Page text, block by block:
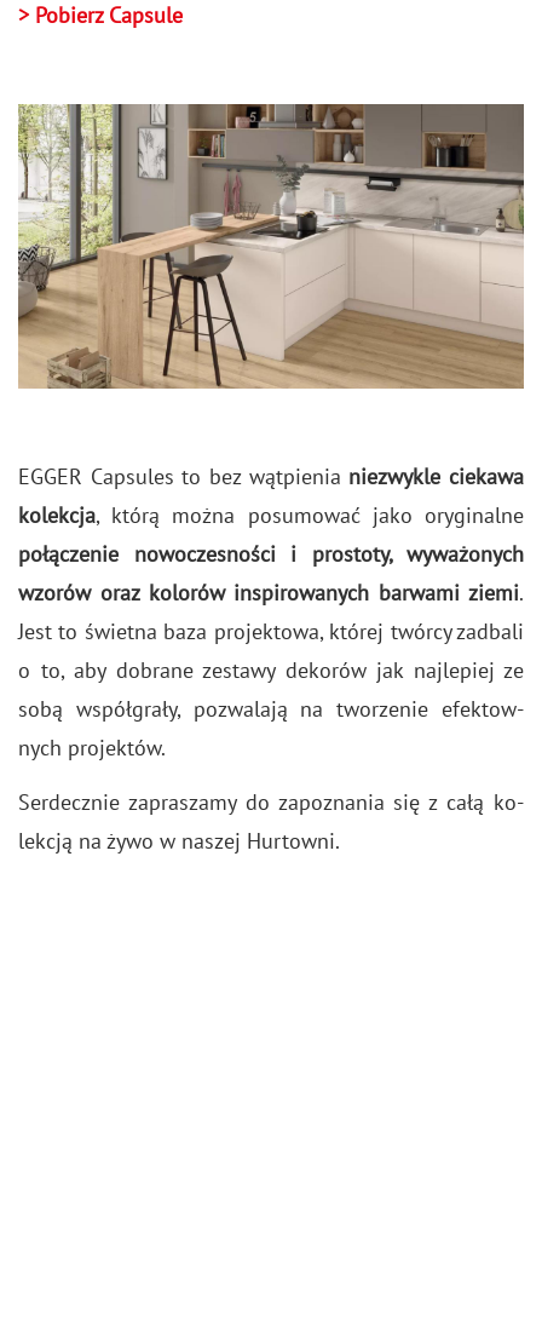
> Po­bierz Cap­su­le
EGGER Cap­su­les to bez wąt­pie­nia nie­zwy­kle cie­ka­wa
ko­lek­cja, którą można po­su­mo­wać jako ory­gi­nal­ne
po­łą­cze­nie no­wo­cze­sno­ści i pro­sto­ty, wy­wa­żo­nych
wzo­rów oraz ko­lo­rów in­spi­ro­wa­nych bar­wa­mi ziemi.
Jest to świet­na baza pro­jek­to­wa, któ­rej twór­cy za­dba­li
o to, aby do­bra­ne ze­sta­wy de­ko­rów jak naj­le­piej ze
sobą współ­gra­ły, po­zwa­la­ją na two­rze­nie efek­tow­
nych pro­jek­tów.
Ser­decz­nie za­pra­sza­my do za­po­zna­nia się z całą ko­
lek­cją na żywo w na­szej Hur­tow­ni.